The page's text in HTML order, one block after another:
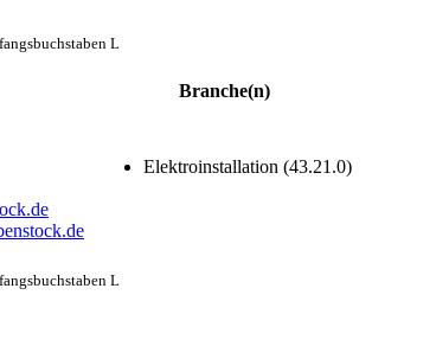
L
Branche(n)
Elektroinstallation (43.21.0)
L